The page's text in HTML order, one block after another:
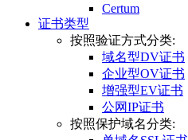
Certum
证书类型
按照验证方式分类:
域名型DV证书
企业型OV证书
增强型EV证书
公网IP证书
按照保护域名分类: